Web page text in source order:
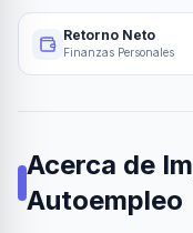
Retorno Neto
Finanzas Personales
Acerca de
Autoempleo